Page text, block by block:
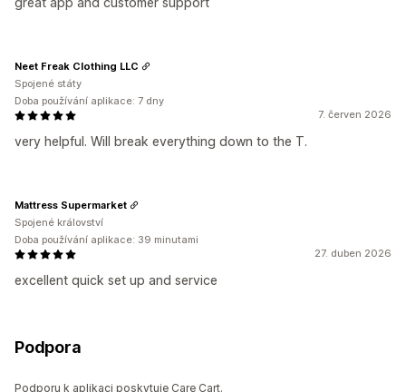
7. červen 2026
very helpful. Will break everything down to the T.
Neet Freak Clothing LLC
Spojené státy
Doba používání aplikace: 7 dny
27. duben 2026
excellent quick set up and service
Mattress Supermarket
Spojené království
Doba používání aplikace: 39 minutami
Podpora
Podporu k aplikaci poskytuje Care Cart.